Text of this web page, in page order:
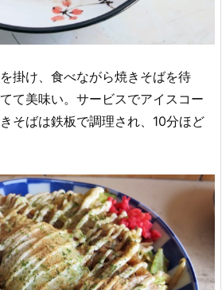
掛け、食べながら焼きそばを待
て美味い。サービスでアイスコー
そばは鉄板で調理され、10分ほど